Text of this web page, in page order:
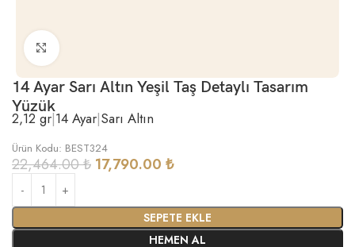
Büyütmek için tıklayın
14 Ayar Sarı Altın Yeşil Taş Detaylı Tasarım
Yüzük
2,12 gr|14 Ayar|Sarı Altın
Ürün Kodu: BEST324
22,464.00₺ 17,790.00 ₺
SEPETE EKLE
HEMEN AL